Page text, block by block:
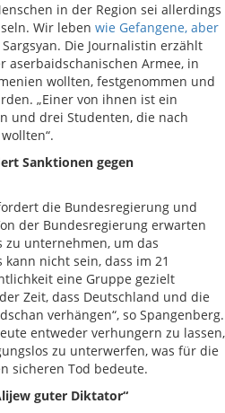
in der Region sei allerdings
Wir leben wie Gefangene, aber
Sargsyan. Die Journalistin erzählt
aserbaidschanischen Armee, in
wollten, festgenommen und
„Einer von ihnen ist ein
und drei Studenten, die nach
Sanktionen gegen
die Bundesregierung und
der Bundesregierung erwarten
unternehmen, um das
nicht sein, dass im 21
eine Gruppe gezielt
Zeit, dass Deutschland und die
verhängen“, so Spangenberg.
entweder verhungern zu lassen,
zu unterwerfen, was für die
sicheren Tod bedeute.
guter Diktator“